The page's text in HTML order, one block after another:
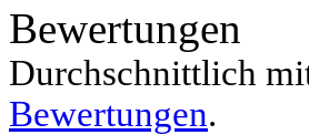
Bewertungen
Durchschnittlich
Bewertungen.